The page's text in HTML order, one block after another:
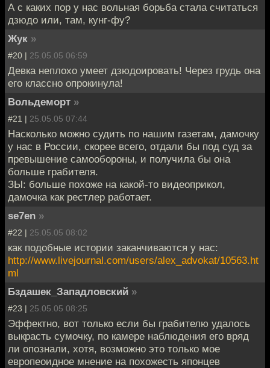
А с каких пор у нас вольная борьба стала считаться
дзюдо или, там, кунг-фу?
Жук »
#20 | 25.05.05 06:59
Девка неплохо умеет дзюдоировать! Через грудь она
его классно опрокинула!
Вольдеморт »
#21 | 25.05.05 07:44
Насколько можно судить по нашим газетам, дамочку
у нас в России, скорее всего, отдали бы под суд за
превышение самообороны, и получила бы она
больше грабителя.
ЗЫ: больше похоже на какой-то видеоприкол,
дамочка как рестлер работает.
se7en »
#22 | 25.05.05 08:02
как подобные истории заканчиваются у нас:
http://www.livejournal.com/users/alex_advokat/10563.ht
ml
Бздашек_Западловский »
#23 | 25.05.05 08:25
Эффектно, вот только если бы грабителю удалось
выкрасть сумочку, по камере наблюдения его вряд
ли опознали, хотя, возможно это только мое
европеоидное мнение на похожесть японцев